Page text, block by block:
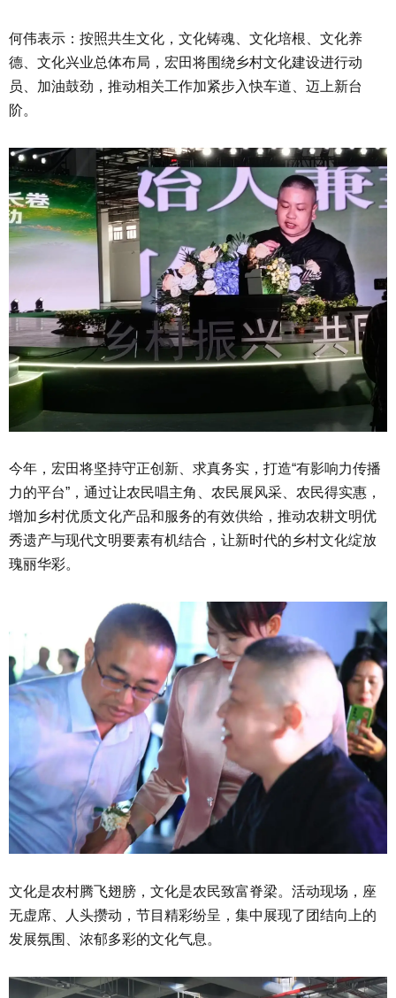
何伟表示：按照共生文化，文化铸魂、文化培根、文化养
德、文化兴业总体布局，宏田将围绕乡村文化建设进行动
员、加油鼓劲，推动相关工作加紧步入快车道、迈上新台
阶。
今年，宏田将坚持守正创新、求真务实，打造“有影响力传播
力的平台”，通过让农民唱主角、农民展风采、农民得实惠，
增加乡村优质文化产品和服务的有效供给，推动农耕文明优
秀遗产与现代文明要素有机结合，让新时代的乡村文化绽放
瑰丽华彩。
文化是农村腾飞翅膀，文化是农民致富脊梁。活动现场，座
无虚席、人头攒动，节目精彩纷呈，集中展现了团结向上的
发展氛围、浓郁多彩的文化气息。